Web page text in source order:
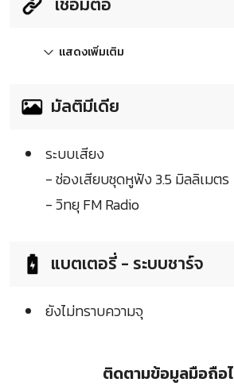
แสดงเพิ่มเติม
มัลติมีเดีย
ระบบเสียง
- ช่องเสียบชุดหูฟัง 3.5 มิลลิเมตร
- วิทยุ FM Radio
แบตเตอรี่ - ระบบชาร์จ
ยังไม่ทราบความจุ
ติดตามข้อมูลมือถือ